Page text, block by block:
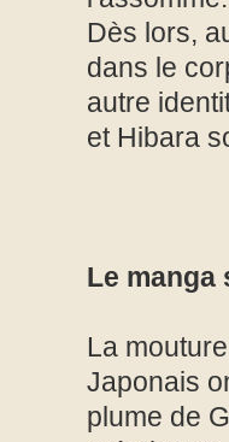
Dès lors,
dans le
autre
et Hibara
Le manga
La
Japonais
plume de